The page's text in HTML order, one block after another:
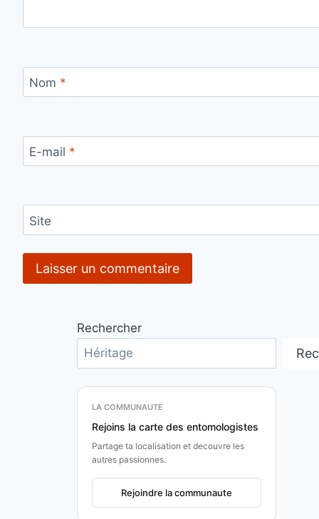
Nom *
E-mail *
Site
Rechercher
LA COMMUNAUTE
Rejoins la carte des entomologistes
Partage ta localisation et decouvre les
autres passionnes.
Rejoindre la communaute